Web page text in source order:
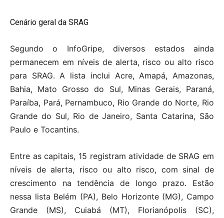
Cenário geral da SRAG
Segundo o InfoGripe, diversos estados ainda
permanecem em níveis de alerta, risco ou alto risco
para SRAG. A lista inclui Acre, Amapá, Amazonas,
Bahia, Mato Grosso do Sul, Minas Gerais, Paraná,
Paraíba, Pará, Pernambuco, Rio Grande do Norte, Rio
Grande do Sul, Rio de Janeiro, Santa Catarina, São
Paulo e Tocantins.
Entre as capitais, 15 registram atividade de SRAG em
níveis de alerta, risco ou alto risco, com sinal de
crescimento na tendência de longo prazo. Estão
nessa lista Belém (PA), Belo Horizonte (MG), Campo
Grande (MS), Cuiabá (MT), Florianópolis (SC),